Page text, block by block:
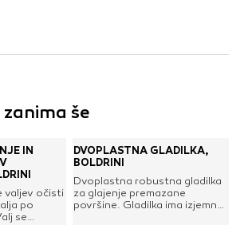
še
IN
valjev očisti
po
se
DVOPLASTNA GLADILKA,
BOLDRINI
Dvoplastna robustna gladilka
za glajenje premazane
površine. Gladilka ima izjemno